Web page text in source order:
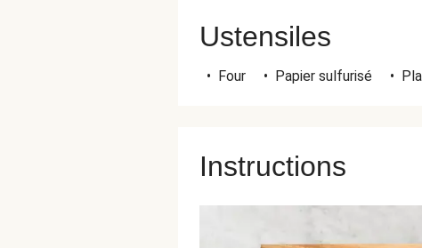
Ustensiles
• Four • Papier sulfurisé •
Instructions